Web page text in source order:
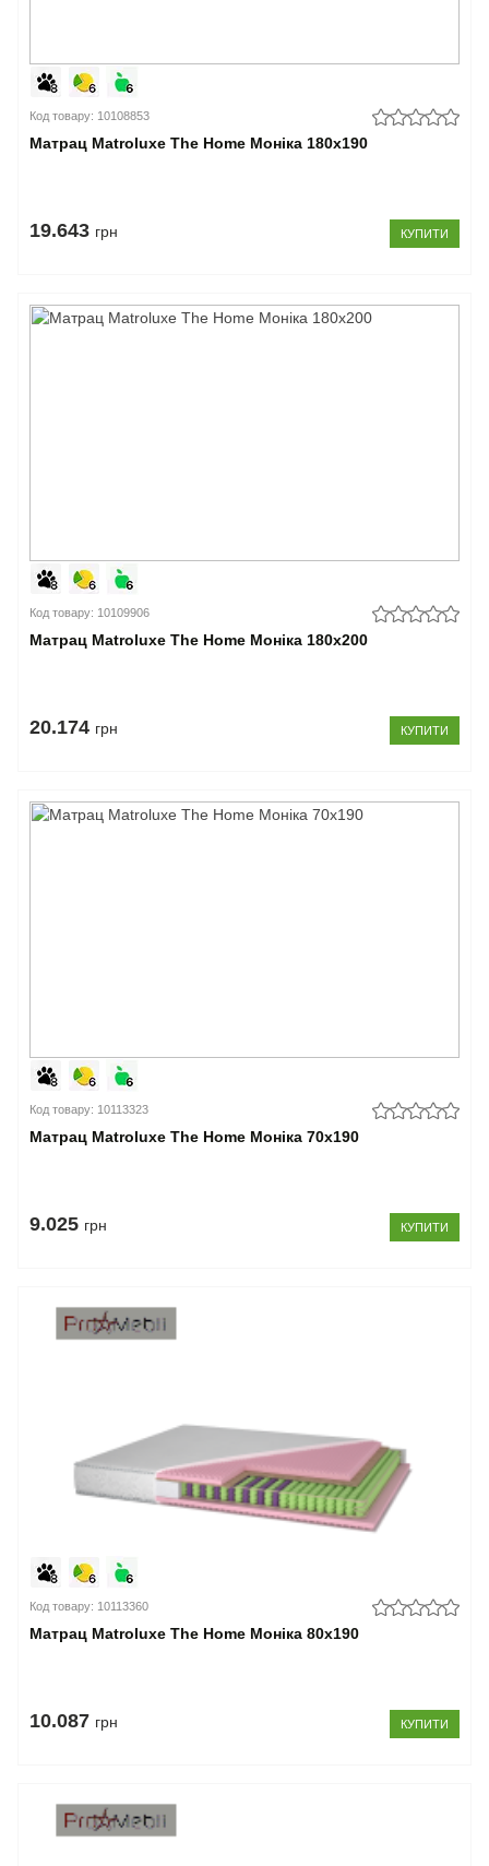
Код товару: 10108853
Матрац Matroluxe The Home Моніка 180x190
19.643 грн КУПИТИ
Код товару: 10109906
Матрац Matroluxe The Home Моніка 180x200
20.174 грн КУПИТИ
Код товару: 10113323
Матрац Matroluxe The Home Моніка 70x190
9.025 грн КУПИТИ
Код товару: 10113360
Матрац Matroluxe The Home Моніка 80x190
10.087 грн КУПИТИ